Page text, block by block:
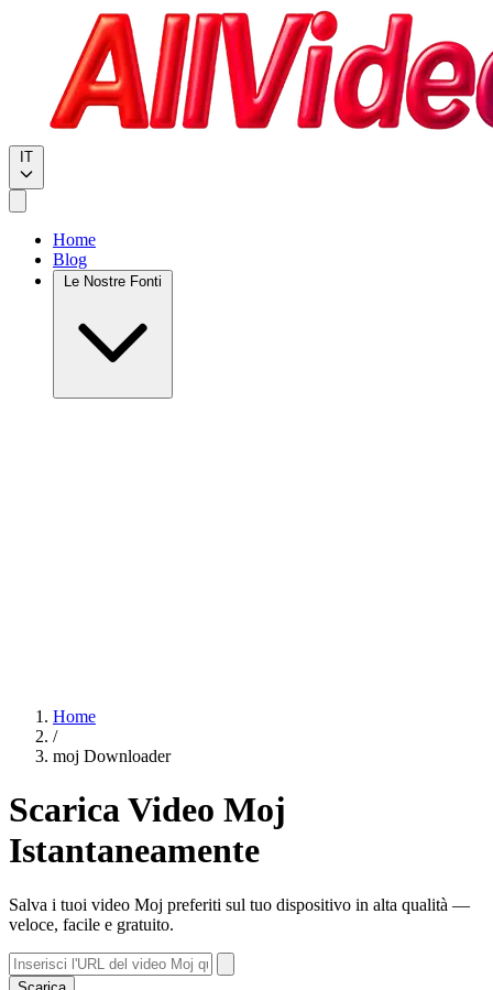
IT
Home
Blog
Le Nostre Fonti
Home
/
moj Downloader
Scarica Video Moj
Istantaneamente
Salva i tuoi video Moj preferiti sul tuo dispositivo in alta qualità —
veloce, facile e gratuito.